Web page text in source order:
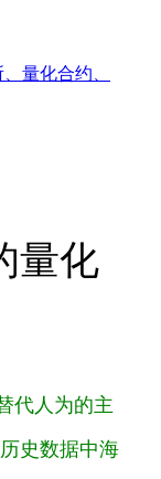
量化合约、
量化
代人为的主
史数据中海